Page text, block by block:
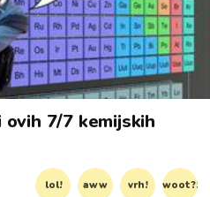
7/7 kemijskih
lol! aww vrh! woot?!